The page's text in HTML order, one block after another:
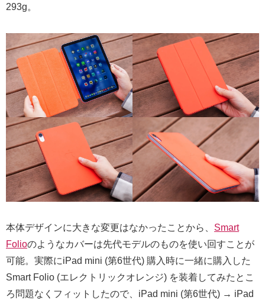
293g。
本体デザインに大きな変更はなかったことから、 Smart
Folioのようなカバーは先代モデルのものを使い回すことが
可能。実際にiPad mini (第6世代) 購入時に一緒に購入した
Smart Folio (エレクトリックオレンジ) を装着してみたとこ
ろ問題なくフィットしたので、iPad mini (第6世代) → iPad